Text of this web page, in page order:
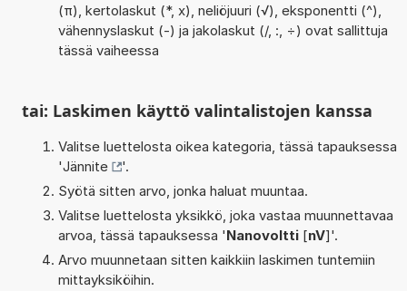
(π), kertolaskut (*, x), neliöjuuri (√), eksponentti (^),
vähennyslaskut (-) ja jakolaskut (/, :, ÷) ovat sallittuja
tässä vaiheessa
tai: Laskimen käyttö valintalistojen kanssa
Valitse luettelosta oikea kategoria, tässä tapauksessa
'Jännite
'.
Syötä sitten arvo, jonka haluat muuntaa.
Valitse luettelosta yksikkö, joka vastaa muunnettavaa
arvoa, tässä tapauksessa 'Nanovoltti[nV]'.
Arvo muunnetaan sitten kaikkiin laskimen tuntemiin
mittayksiköihin.